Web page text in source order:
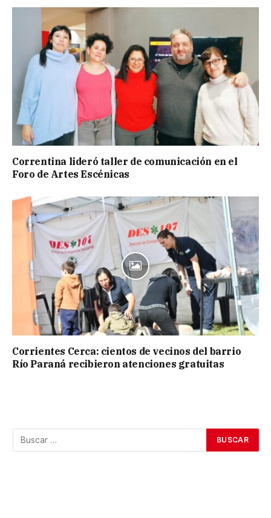
Correntina lideró taller de comunicación en el
Foro de Artes Escénicas
Corrientes Cerca: cientos de vecinos del barrio
Río Paraná recibieron atenciones gratuitas